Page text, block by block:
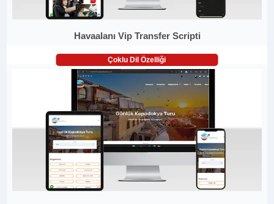
Havaalanı Vip Transfer Scripti
Çoklu Dil Özelliği